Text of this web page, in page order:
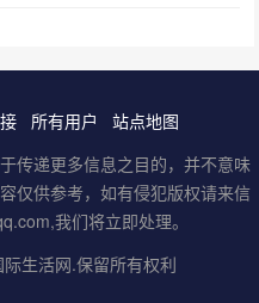
所有用户
站点地图
传递更多信息之目的，并不意味
仅供参考，如有侵犯版权请来信
我们将立即处理。
际生活网.保留所有权利